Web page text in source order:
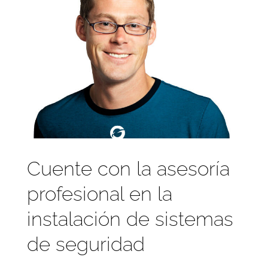
Cuente con la asesoría
profesional en la
instalación de sistemas
de seguridad